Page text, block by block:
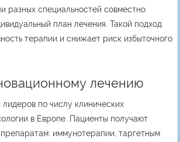
разных специальностей совместно
план лечения. Такой подход
терапии и снижает риск избыточного
лечению
по числу клинических
в Европе. Пациенты получают
иммунотерапии, таргетным